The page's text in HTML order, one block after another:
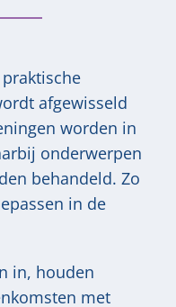
afgewisseld
worden in
onderwerpen
behandeld. Zo
in de
in, houden
met